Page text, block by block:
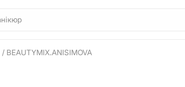
/ BEAUTYMIX.ANISIMOVA